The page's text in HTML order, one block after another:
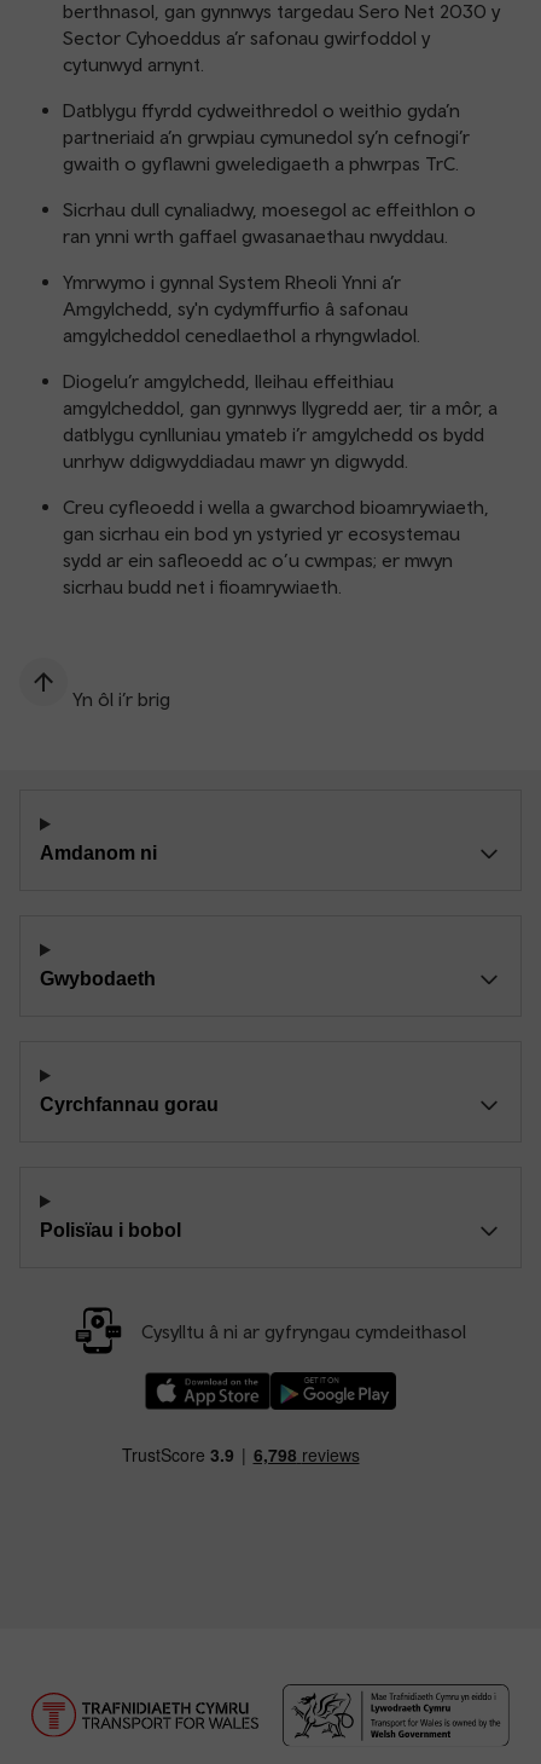
berthnasol, gan gynnwys targedau Sero Net 2030 y
Sector Cyhoeddus a’r safonau gwirfoddol y
cytunwyd arnynt.
Datblygu ffyrdd cydweithredol o weithio gyda’n
partneriaid a’n grwpiau cymunedol sy’n cefnogi’r
gwaith o gyflawni gweledigaeth a phwrpas TrC.
Sicrhau dull cynaliadwy, moesegol ac effeithlon o
ran ynni wrth gaffael gwasanaethau nwyddau.
Ymrwymo i gynnal System Rheoli Ynni a’r
Amgylchedd, sy'n cydymffurfio â safonau
amgylcheddol cenedlaethol a rhyngwladol.
Diogelu’r amgylchedd, lleihau effeithiau
amgylcheddol, gan gynnwys llygredd aer, tir a môr, a
datblygu cynlluniau ymateb i’r amgylchedd os bydd
unrhyw ddigwyddiadau mawr yn digwydd.
Creu cyfleoedd i wella a gwarchod bioamrywiaeth,
gan sicrhau ein bod yn ystyried yr ecosystemau
sydd ar ein safleoedd ac o’u cwmpas; er mwyn
sicrhau budd net i fioamrywiaeth.
Yn ôl i’r brig
Amdanom ni
Gwybodaeth
Cyrchfannau gorau
Polisïau i bobol
Cysylltu â ni ar gyfryngau cymdeithasol